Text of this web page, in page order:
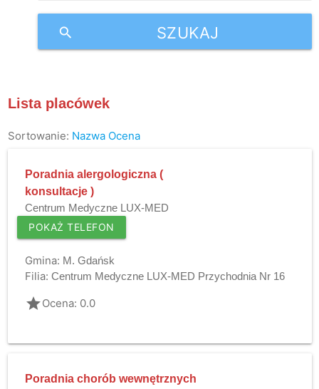
SZUKAJ
search
Lista placówek
Sortowanie: Nazwa Ocena
Poradnia alergologiczna (
konsultacje )
Centrum Medyczne LUX-MED
POKAŻ TELEFON
Gmina: M. Gdańsk
Filia: Centrum Medyczne LUX-MED Przychodnia Nr 16
gradeOcena: 0.0
Poradnia chorób wewnętrznych